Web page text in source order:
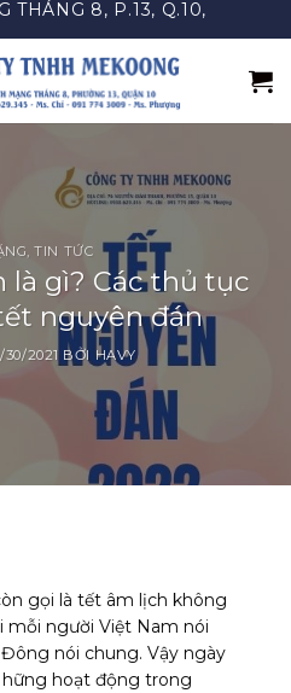
THÁNG 8, P.13, Q.10,
,TIN TỨC
là gì? Các thủ tục
nguyên đán
30/2021 BỞI HAVY
gọi là tết âm lịch không
mỗi người Việt Nam nói
nói chung. Vậy ngày
hoạt động trong